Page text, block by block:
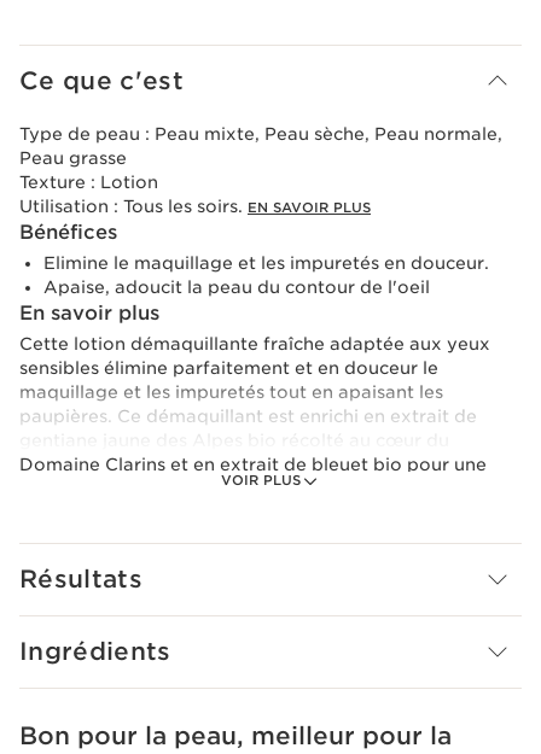
Ce que c'est
VOIR PLUS
Type de peau : Peau mixte, Peau sèche, Peau normale,
Peau grasse
Texture : Lotion
Utilisation : Tous les soirs. EN SAVOIR PLUS
Bénéfices
Elimine le maquillage et les impuretés en douceur.
Apaise, adoucit la peau du contour de l'oeil
En savoir plus
Cette lotion démaquillante fraîche adaptée aux yeux
sensibles élimine parfaitement et en douceur le
maquillage et les impuretés tout en apaisant les
paupières. Ce démaquillant est enrichi en extrait de
gentiane jaune des Alpes bio récolté au cœur du
Domaine Clarins et en extrait de bleuet bio pour une
peau du contour de l'oeil apaisée. Idéal pour la peau
une capsule allégée.
Le plus Clarins
Résultats
Ingrédients
ALLER AU CONTENU
Bon pour la peau, meilleur pour la